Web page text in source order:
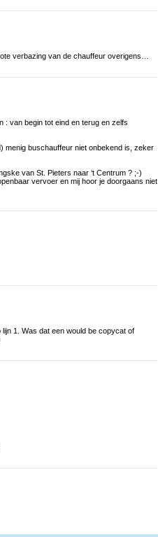
verbazing van de chauffeur overigens…
: van begin tot eind en terug en zelfs
menig buschauffeur niet onbekend is, zeker
van St. Pieters naar ‘t Centrum ? ;-)
vervoer en mij hoor je doorgaans niet
1. Was dat een would be copycat of